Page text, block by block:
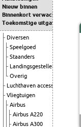
Nieuw binnen
Binnenkort verwacht
Toekomstige uitgaven
Diversen
Speelgoed
Staanders
Landingsgestellen
Overig
Luchthaven accessoires
Vliegtuigen
Airbus
Airbus A220
Airbus A300